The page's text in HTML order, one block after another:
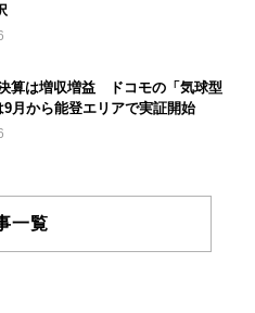
算は増収増益 ドコモの「気球型
9月から能登エリアで実証開始
一覧